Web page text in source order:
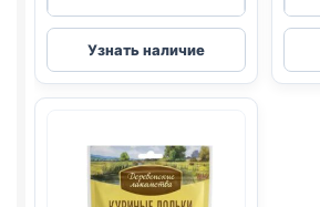
Деревенские
лак.
колбаски
Узнать наличие